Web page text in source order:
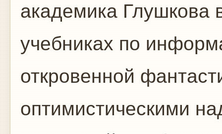
академика Глушкова
учебниках по
откровенной
оптимистическими